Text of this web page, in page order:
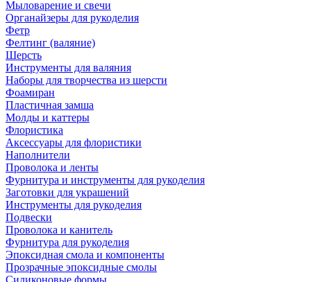
Мыловарение и свечи
Органайзеры для рукоделия
Фетр
Фелтинг (валяние)
Шерсть
Инструменты для валяния
Наборы для творчества из шерсти
Фоамиран
Пластичная замша
Молды и каттеры
Флористика
Аксессуары для флористики
Наполнители
Проволока и ленты
Фурнитура и инструменты для рукоделия
Заготовки для украшений
Инструменты для рукоделия
Подвески
Проволока и канитель
Фурнитура для рукоделия
Эпоксидная смола и компоненты
Прозрачные эпоксидные смолы
Силиконовые формы